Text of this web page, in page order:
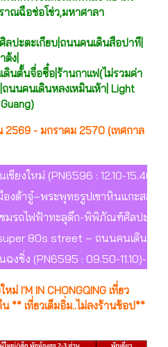
ณฉือช่อโข่ว,มหาศาลา
ปะตะเกียบ|ถนนคนเดินสือปาที|
ต้ง|
นตั้นจื่อซื๋อ|ร้านกาแฟ(ไม่รวมค่า
ถนนคนเดินหลงเหมินเห้า| Light
2569 - มกราคม 2570 (เทศกาล
ชียงใหม่ (PN6596 : 12.10-
องต้าจู๋–พระพุทธรูปเขาหินแกะสลัก
มรถไฟฟ้าทะลุตึก-พิพิภัณฑ์ศิลปะ(ตึก
80s street – ถนนคนเดินต้า
งชิ่ง (PN6595 : 09.50-11.10)- ส
หม่ I'M IN CHONGQING เที่ยว
** เที่ยวเต็มอิ่ม..ไม่ลงร้านช้อป**